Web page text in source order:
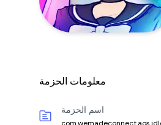
معلومات الحزمة
اسم الحزمة